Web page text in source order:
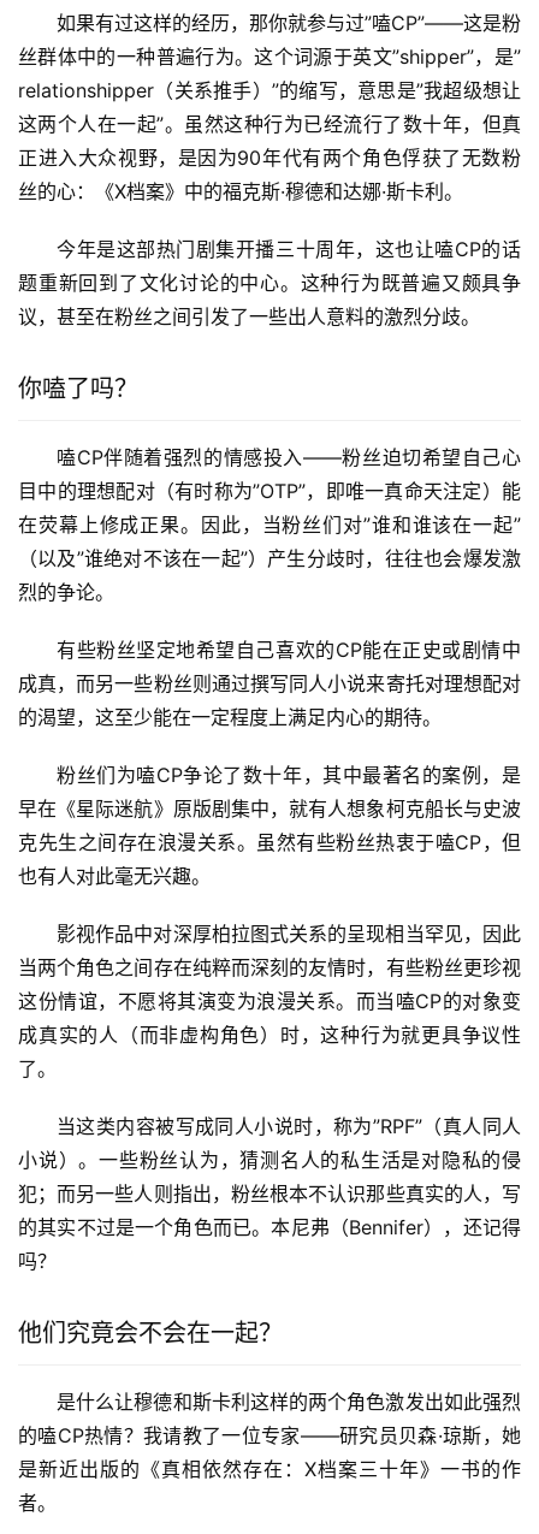
如果有过这样的经历，那你就参与过”嗑CP”——这是粉
丝群体中的一种普遍行为。这个词源于英文”shipper”，是”
relationshipper（关系推手）”的缩写，意思是”我超级想让
这两个人在一起”。虽然这种行为已经流行了数十年，但真
正进入大众视野，是因为90年代有两个角色俘获了无数粉
丝的心：《X档案》中的福克斯·穆德和达娜·斯卡利。
今年是这部热门剧集开播三十周年，这也让嗑CP的话
题重新回到了文化讨论的中心。这种行为既普遍又颇具争
议，甚至在粉丝之间引发了一些出人意料的激烈分歧。
你嗑了吗？
嗑CP伴随着强烈的情感投入——粉丝迫切希望自己心
目中的理想配对（有时称为”OTP”，即唯一真命天注定）能
在荧幕上修成正果。因此，当粉丝们对”谁和谁该在一起”
（以及”谁绝对不该在一起”）产生分歧时，往往也会爆发激
烈的争论。
有些粉丝坚定地希望自己喜欢的CP能在正史或剧情中
成真，而另一些粉丝则通过撰写同人小说来寄托对理想配对
的渴望，这至少能在一定程度上满足内心的期待。
粉丝们为嗑CP争论了数十年，其中最著名的案例，是
早在《星际迷航》原版剧集中，就有人想象柯克船长与史波
克先生之间存在浪漫关系。虽然有些粉丝热衷于嗑CP，但
也有人对此毫无兴趣。
影视作品中对深厚柏拉图式关系的呈现相当罕见，因此
当两个角色之间存在纯粹而深刻的友情时，有些粉丝更珍视
这份情谊，不愿将其演变为浪漫关系。而当嗑CP的对象变
成真实的人（而非虚构角色）时，这种行为就更具争议性
了。
当这类内容被写成同人小说时，称为”RPF”（真人同人
小说）。一些粉丝认为，猜测名人的私生活是对隐私的侵
犯；而另一些人则指出，粉丝根本不认识那些真实的人，写
的其实不过是一个角色而已。本尼弗（Bennifer），还记得
吗？
他们究竟会不会在一起？
是什么让穆德和斯卡利这样的两个角色激发出如此强烈
的嗑CP热情？我请教了一位专家——研究员贝森·琼斯，她
是新近出版的《真相依然存在：X档案三十年》一书的作
者。